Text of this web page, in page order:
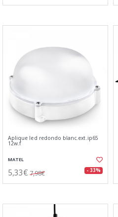
Aplique led redondo blanc.ext.ip65
12w.f
MATEL
5,33€ 7,98€ - 33%